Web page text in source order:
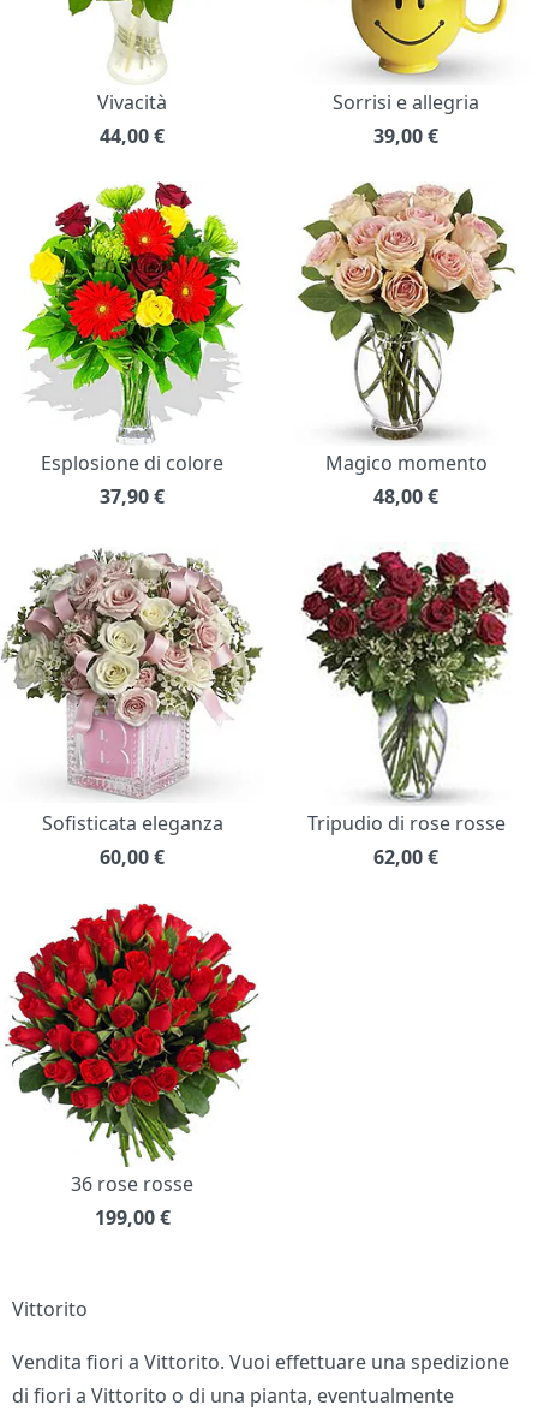
Vivacità
44,00€
Sorrisi e allegria
39,00€
Esplosione di colore
37,90€
Magico momento
48,00€
Sofisticata eleganza
60,00€
Tripudio di rose rosse
62,00€
36 rose rosse
199,00 €
Vittorito
Vendita fiori a Vittorito. Vuoi effettuare una spedizione
di fiori a Vittorito o di una pianta, eventualmente